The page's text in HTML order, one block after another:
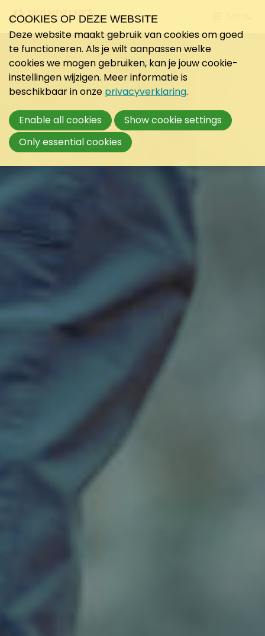
to
COOKIES OP DEZE WEBSITE
Deze website maakt gebruik van cookies om goed
te functioneren. Als je wilt aanpassen welke
cookies we mogen gebruiken, kan je jouw cookie-
instellingen wijzigen. Meer informatie is
beschikbaar in onze privacyverklaring.
Enable all cookies
Show cookie settings
Only essential cookies